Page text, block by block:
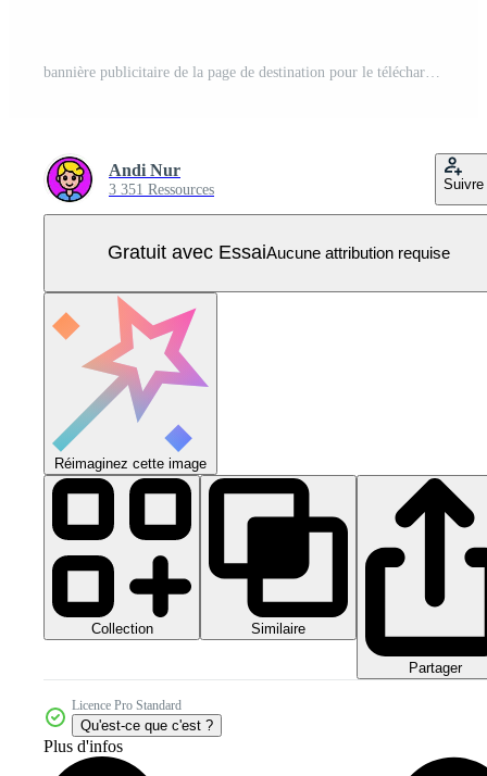
Andi Nur
3 351 Ressources Suivre
Gratuit avec EssaiAucune attribution requise
Réimaginez cette image
Collection Similaire
Partager
Licence Pro Standard
Qu'est-ce que c'est ?
Plus d'infos